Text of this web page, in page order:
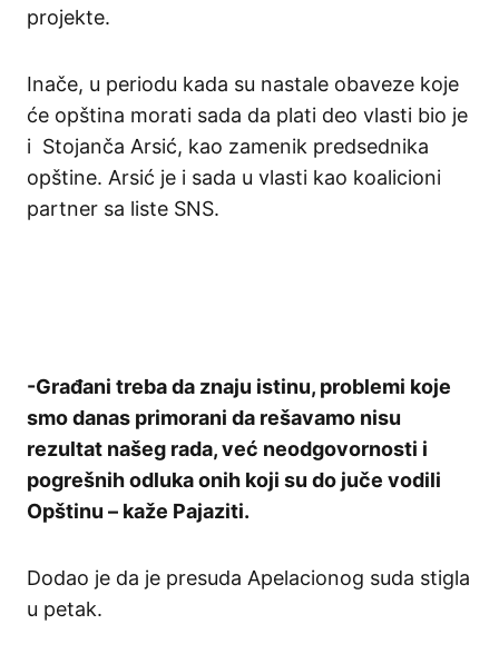
projekte.
Inače, u periodu kada su nastale obaveze koje
će opština morati sada da plati deo vlasti bio je
i Stojanča Arsić, kao zamenik predsednika
opštine. Arsić je i sada u vlasti kao koalicioni
partner sa liste SNS.
-Građani treba da znaju istinu, problemi koje
smo danas primorani da rešavamo nisu
rezultat našeg rada, već neodgovornosti i
pogrešnih odluka onih koji su do juče vodili
Opštinu – kaže Pajaziti.
Dodao je da je presuda Apelacionog suda stigla
u petak.